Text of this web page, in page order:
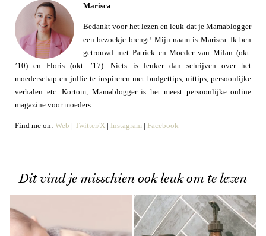
Marisca
Bedankt voor het lezen en leuk dat je Mamablogger
een bezoekje brengt! Mijn naam is Marisca. Ik ben
getrouwd met Patrick en Moeder van Milan (okt.
’10) en Floris (okt. ’17). Niets is leuker dan schrijven over het
moederschap en jullie te inspireren met budgettips, uittips, persoonlijke
verhalen etc. Kortom, Mamablogger is het meest persoonlijke online
magazine voor moeders.
Find me on: Web | Twitter/X | Instagram | Facebook
Dit vind je misschien ook leuk om te lezen